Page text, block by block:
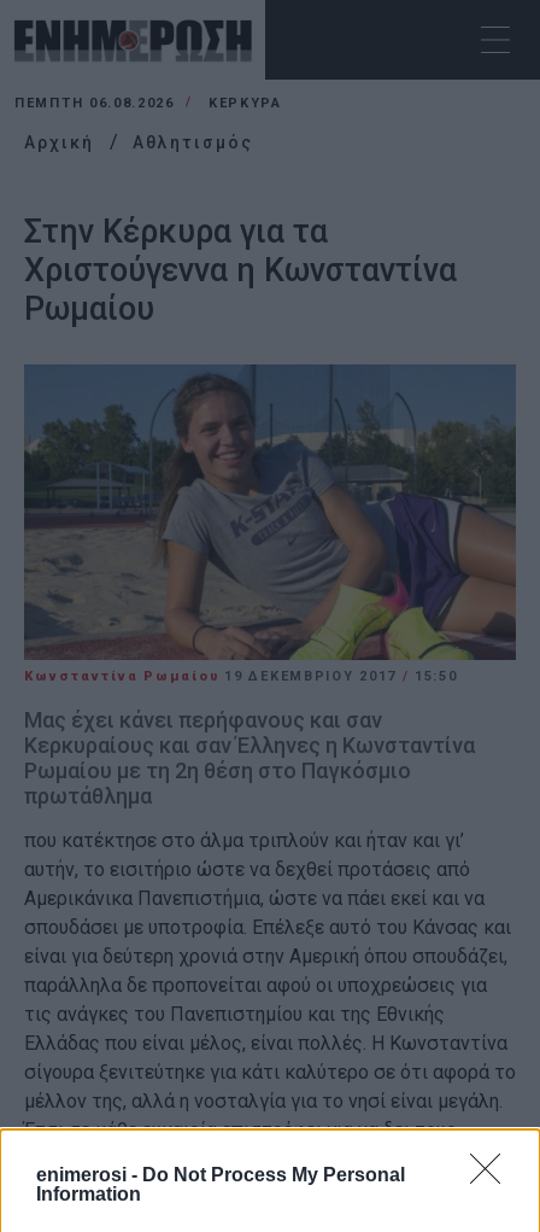
enimerosi - Do Not Process My Personal
Information
ΠΈΜΠΤΗ 06.08.2026 ΚΕΡΚΥΡΑ
Αρχική Αθλητισμός
Στην Κέρκυρα για τα
Χριστούγεννα η Κωνσταντίνα
Ρωμαίου
Κωνσταντίνα Ρωμαίου 19 ΔΕΚΕΜΒΡΊΟΥ 2017 / 15:50
Μας έχει κάνει περήφανους και σαν
Κερκυραίους και σαν Έλληνες η Κωνσταντίνα
Ρωμαίου με τη 2η θέση στο Παγκόσμιο
πρωτάθλημα
που κατέκτησε στο άλμα τριπλούν και ήταν και γι’
αυτήν, το εισιτήριο ώστε να δεχθεί προτάσεις από
Αμερικάνικα Πανεπιστήμια, ώστε να πάει εκεί και να
σπουδάσει με υποτροφία. Επέλεξε αυτό του Κάνσας και
είναι για δεύτερη χρονιά στην Αμερική όπου σπουδάζει,
παράλληλα δε προπονείται αφού οι υποχρεώσεις για
τις ανάγκες του Πανεπιστημίου και της Εθνικής
Ελλάδας που είναι μέλος, είναι πολλές. Η Κωνσταντίνα
σίγουρα ξενιτεύτηκε για κάτι καλύτερο σε ότι αφορά το
μέλλον της, αλλά η νοσταλγία για το νησί είναι μεγάλη.
Έτσι σε κάθε ευκαιρία επιστρέφει για να δει τους
προπόνηση και φυσικά κάτω από τις οδηγίες του